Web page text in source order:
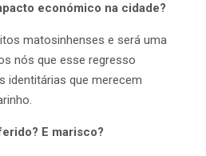
económico na cidade?
matosinhenses e será uma
nós que esse regresso
identitárias que merecem
E marisco?